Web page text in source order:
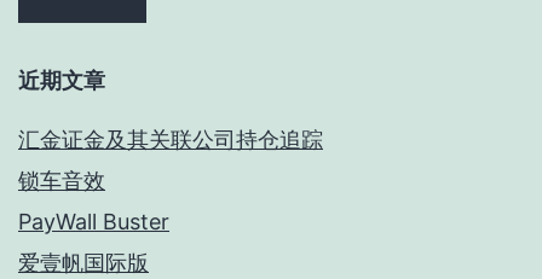
近期文章
汇金证金及其关联公司持仓追踪
锁车音效
PayWall Buster
爱壹帆国际版